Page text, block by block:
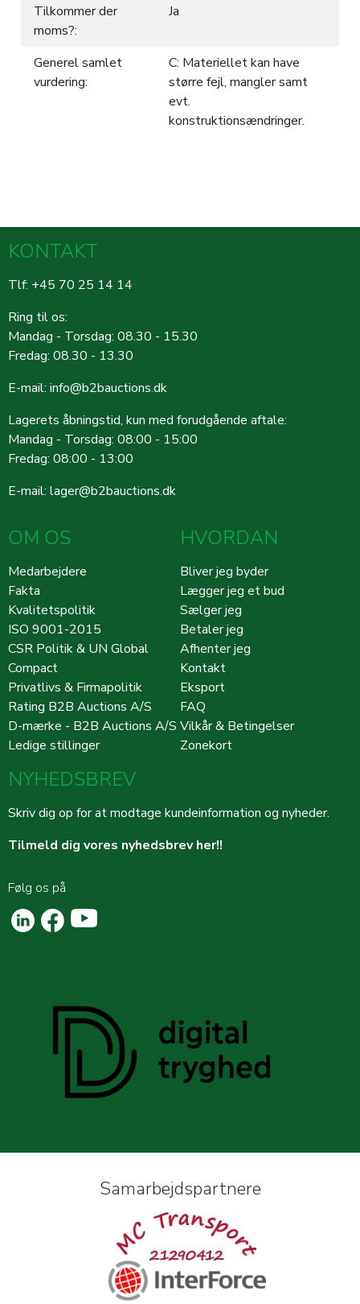
Tilkommer der
moms?:
Ja
Generel samlet
vurdering:
C: Materiellet kan have
større fejl, mangler samt
evt.
konstruktionsændringer.
KONTAKT
Tlf: +45 70 25 14 14
Ring til os:
Mandag - Torsdag: 08.30 - 15.30
Fredag: 08.30 - 13.30
E-mail: info@b2bauctions.dk
Lagerets åbningstid, kun med forudgående aftale:
Mandag - Torsdag: 08:00 - 15:00
Fredag: 08:00 - 13:00
E-mail: lager@b2bauctions.dk
OM OS
Medarbejdere
Fakta
Kvalitetspolitik
ISO 9001-2015
CSR Politik & UN Global
Compact
Privatlivs & Firmapolitik
Rating B2B Auctions A/S
D-mærke - B2B Auctions A/S
Ledige stillinger
HVORDAN
Bliver jeg byder
Lægger jeg et bud
Sælger jeg
Betaler jeg
Afhenter jeg
Kontakt
Eksport
FAQ
Vilkår & Betingelser
Zonekort
NYHEDSBREV
Skriv dig op for at modtage kundeinformation og nyheder.
Tilmeld dig vores nyhedsbrev her!!
Følg os på
Samarbejdspartnere